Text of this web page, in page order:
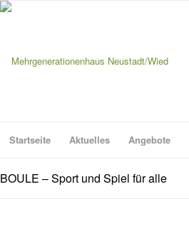
Startseite Aktuelles Angebote
BOULE – Sport und Spiel für alle